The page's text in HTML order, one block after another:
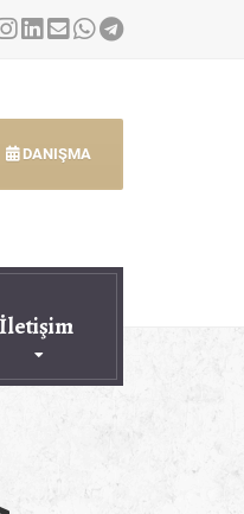
DANIŞMA
İletişim